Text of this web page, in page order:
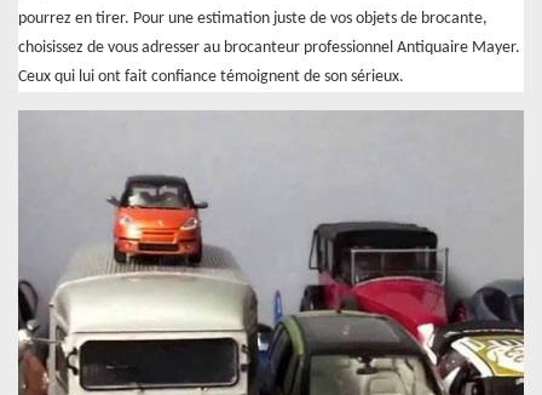
pourrez en tirer. Pour une estimation juste de vos objets de brocante,
choisissez de vous adresser au brocanteur professionnel Antiquaire Mayer.
Ceux qui lui ont fait confiance témoignent de son sérieux.